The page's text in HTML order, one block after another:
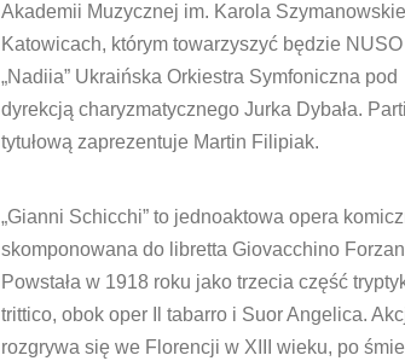
Akademii Muzycznej im. Karola
Katowicach, którym towarzyszyć będzie
„Nadiia” Ukraińska Orkiestra Symfoniczna pod
dyrekcją charyzmatycznego Jurka Dybała.
tytułową zaprezentuje Martin Filipiak.
„Gianni Schicchi” to jednoaktowa opera
skomponowana do libretta Giovacchino
Powstała w 1918 roku jako trzecia część
trittico, obok oper Il tabarro i Suor Angelica.
rozgrywa się we Florencji w XIII wieku, po